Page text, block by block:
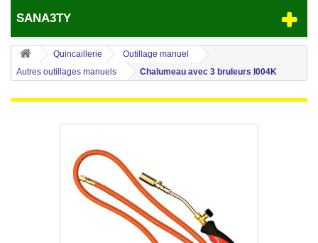
SANA3TY
Quincaillerie
Outillage manuel
Autres outillages manuels
Chalumeau avec 3 bruleurs I004K